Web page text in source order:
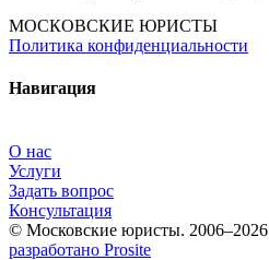
МОСКОВСКИЕ ЮРИСТЫ
Политика конфиденциальности
Навигация
О нас
Услуги
Задать вопрос
Консультация
© Московские юристы. 2006–2026
разработано Prosite